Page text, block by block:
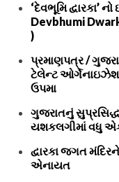
‘દેવભૂમિ દ્વારકા’
Devbhumi
)
પ્રમાણપત્ર /
ટેલેન્ટ
ઉપમા
ગુજરાતનું સુપ્રસિદ્ધ
યશકલગીમાં વધુ
દ્વારકા જગત
એનાયત